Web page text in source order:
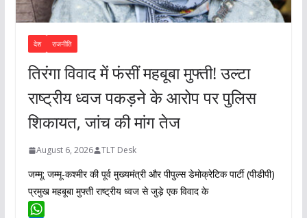
देश राजनीति
तिरंगा विवाद में फंसीं महबूबा मुफ्ती! उल्टा
राष्ट्रीय ध्वज पकड़ने के आरोप पर पुलिस
शिकायत, जांच की मांग तेज
August 6, 2026 TLT Desk
जम्मू: जम्मू-कश्मीर की पूर्व मुख्यमंत्री और पीपुल्स डेमोक्रेटिक पार्टी (पीडीपी)
प्रमुख महबूबा मुफ्ती राष्ट्रीय ध्वज से जुड़े एक विवाद के